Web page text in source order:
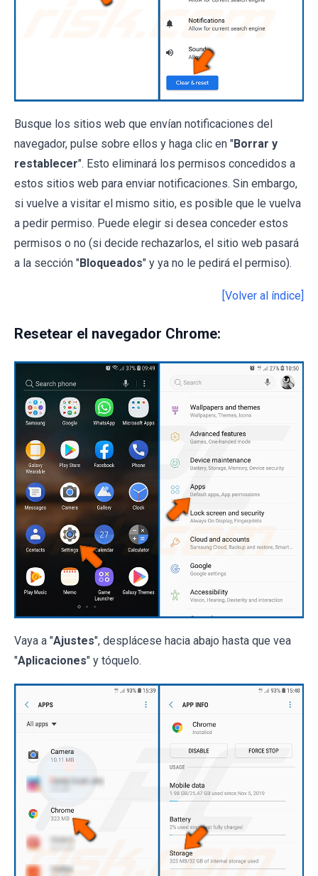
Busque los sitios web que envían notificaciones del
navegador, pulse sobre ellos y haga clic en "Borrar y
restablecer". Esto eliminará los permisos concedidos a
estos sitios web para enviar notificaciones. Sin embargo,
si vuelve a visitar el mismo sitio, es posible que le vuelva
a pedir permiso. Puede elegir si desea conceder estos
permisos o no (si decide rechazarlos, el sitio web pasará
a la sección "Bloqueados" y ya no le pedirá el permiso).
[Volver al índice]
Resetear el navegador Chrome:
Vaya a "Ajustes", desplácese hacia abajo hasta que vea
"Aplicaciones" y tóquelo.